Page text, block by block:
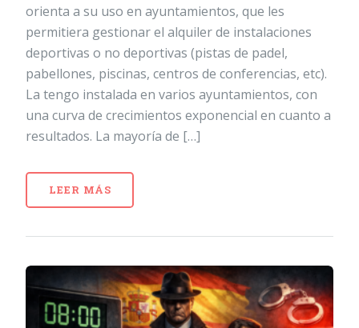
orienta a su uso en ayuntamientos, que les
permitiera gestionar el alquiler de instalaciones
deportivas o no deportivas (pistas de padel,
pabellones, piscinas, centros de conferencias, etc).
La tengo instalada en varios ayuntamientos, con
una curva de crecimientos exponencial en cuanto a
resultados. La mayoría de […]
LEER MÁS